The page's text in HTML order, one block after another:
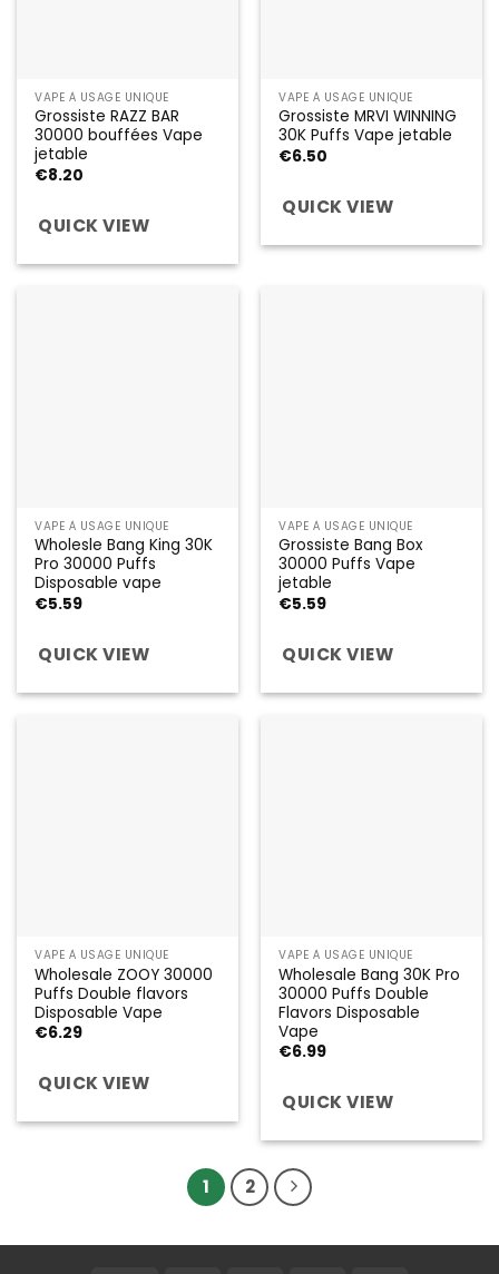
VAPE À USAGE UNIQUE
Grossiste RAZZ BAR
30000 bouffées Vape
jetable
€8.20
QUICK VIEW
VAPE À USAGE UNIQUE
Grossiste MRVI WINNING
30K Puffs Vape jetable
€6.50
QUICK VIEW
VAPE À USAGE UNIQUE
Wholesle Bang King 30K
Pro 30000 Puffs
Disposable vape
€5.59
QUICK VIEW
VAPE À USAGE UNIQUE
Grossiste Bang Box
30000 Puffs Vape
jetable
€5.59
QUICK VIEW
VAPE À USAGE UNIQUE
Wholesale ZOOY 30000
Puffs Double flavors
Disposable Vape
€6.29
QUICK VIEW
VAPE À USAGE UNIQUE
Wholesale Bang 30K Pro
30000 Puffs Double
Flavors Disposable
Vape
€6.99
QUICK VIEW
1 2